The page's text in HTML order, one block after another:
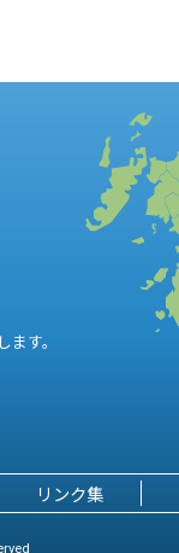
す。
リンク集